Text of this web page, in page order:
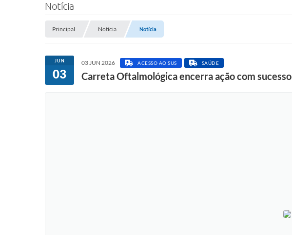
Notícia
Principal Notícia Notícia
JUN
03
03 JUN 2026 ACESSO AO SUS SAÚDE
Carreta Oftalmológica encerra ação com sucesso